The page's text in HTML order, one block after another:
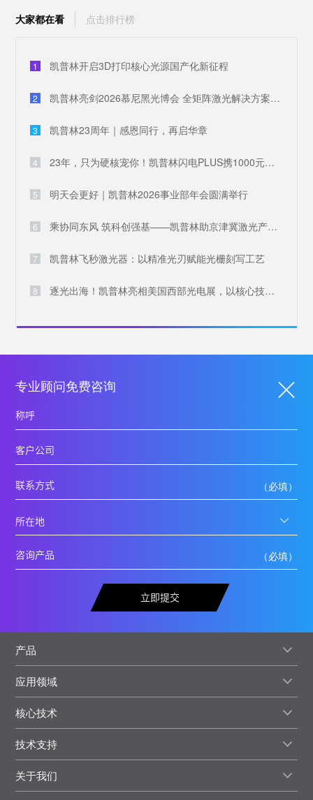
大家都在看 点击排行榜
1 凯普林开启3D打印核心光源国产化新征程
2 凯普林亮剑2026慕尼黑光博会 全矩阵激光解决方案破解全球产业痛点
3 凯普林23周年｜感恩同行，再启华章
4 23年，只为硬核宠你！凯普林闪电PLUS携1000元豪礼，引爆全场
5 明天会更好｜凯普林2026事业部年会圆满举行
6 乘协同东风 筑科创强基——凯普林助京津冀激光产业共兴
7 凯普林飞秒激光器：以精准光刃赋能光栅刻写工艺
8 逐光出海！凯普林亮相美国西部光电展，以核心技术叩响国际大门
专业顾问免费咨询
立即提交
产品
应用领域
核心技术
技术支持
关于我们